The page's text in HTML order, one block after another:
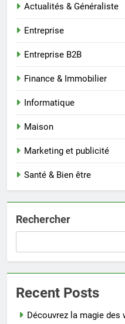
Actualités & Généraliste
Entreprise
Entreprise B2B
Finance & Immobilier
Informatique
Maison
Marketing et publicité
Santé & Bien être
Rechercher
Recent Posts
Découvrez la magie des